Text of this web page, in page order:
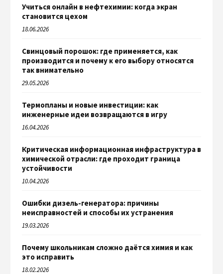
Учиться онлайн в нефтехимии: когда экран
становится цехом
18.06.2026
Свинцовый порошок: где применяется, как
производится и почему к его выбору относятся
так внимательно
29.05.2026
Термопланы и новые инвестиции: как
инженерные идеи возвращаются в игру
16.04.2026
Критическая информационная инфраструктура в
химической отрасли: где проходит граница
устойчивости
10.04.2026
Ошибки дизель-генератора: причины
неисправностей и способы их устранения
19.03.2026
Почему школьникам сложно даётся химия и как
это исправить
18.02.2026